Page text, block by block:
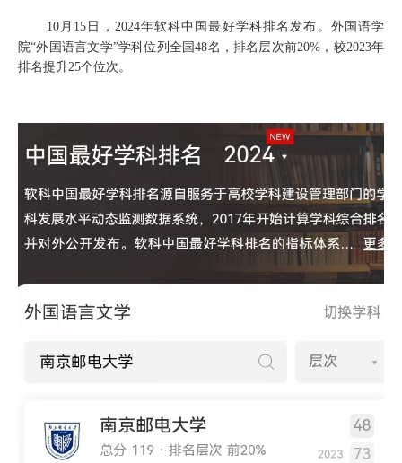
10月15日，2024年软科中国最好学科排名 发布 。 外国语学
院“外国语言文学”学科位列 全国48名，排名层次前20%，较2023年
排名提升25个位次。